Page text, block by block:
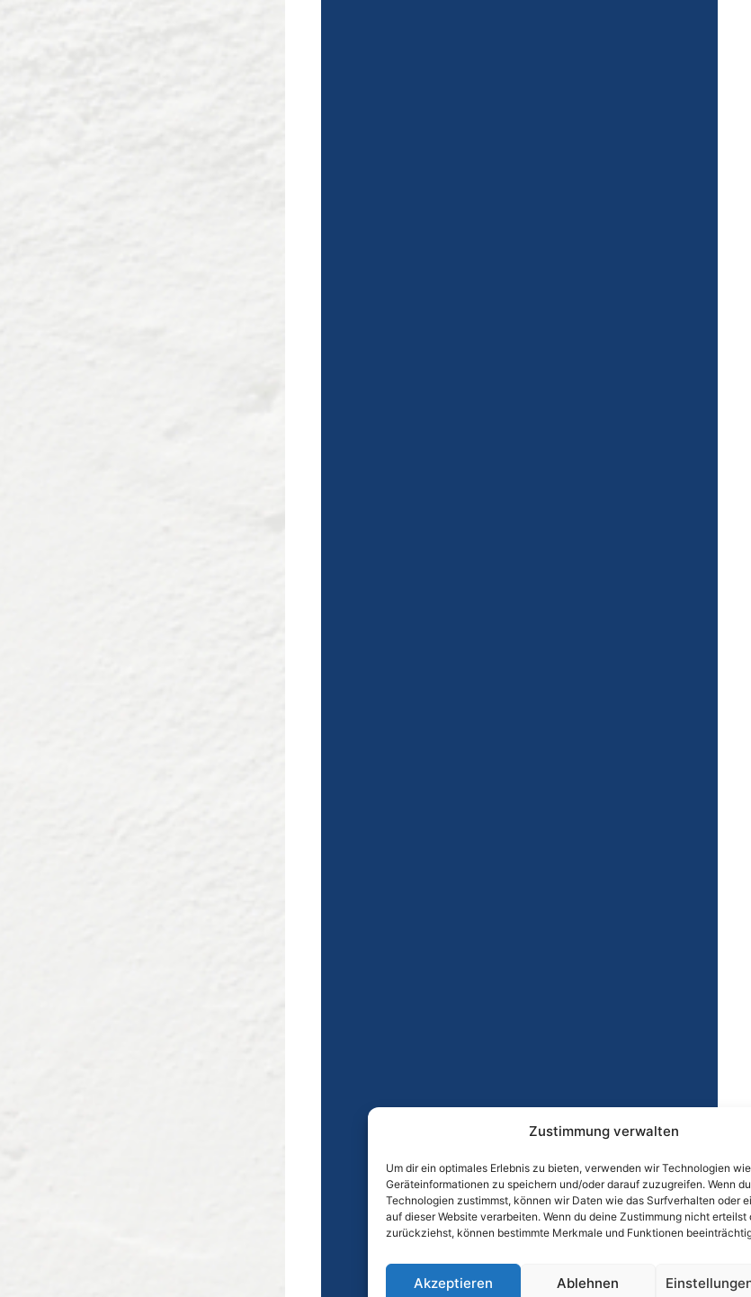
Zustimmung verwalten
Um dir ein optimales Erlebnis zu bieten, verwenden wir Technologien
Geräteinformationen zu speichern und/oder darauf zuzugreifen. Wenn
Technologien zustimmst, können wir Daten wie das Surfverhalten oder
auf dieser Website verarbeiten. Wenn du deine Zustimmung nicht erteilst
zurückziehst, können bestimmte Merkmale und Funktionen
Akzeptieren Ablehnen